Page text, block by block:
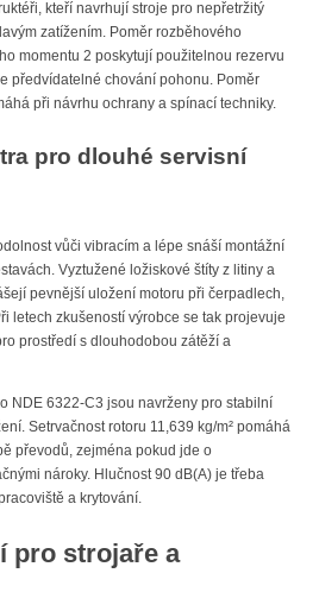
kteří navrhují stroje pro nepřetržitý
zatížením. Poměr rozběhového
momentu 2 poskytují použitelnou rezervu
předvídatelné chování pohonu. Poměr
při návrhu ochrany a spínací techniky.
pro dlouhé servisní
vůči vibracím a lépe snáší montážní
Vyztužené ložiskové štíty z litiny a
pevnější uložení motoru při čerpadlech,
letech zkušeností výrobce se tak projevuje
prostředí s dlouhodobou zátěží a
NDE 6322-C3 jsou navrženy pro stabilní
Setrvačnost rotoru 11,639 kg/m² pomáhá
převodů, zejména pokud jde o
nároky. Hlučnost 90 dB(A) je třeba
a krytování.
pro strojaře a